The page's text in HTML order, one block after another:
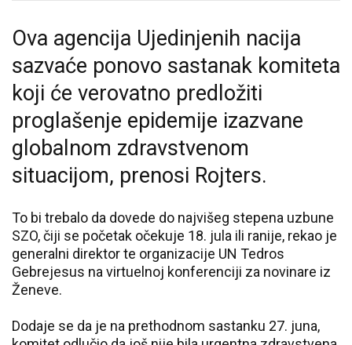
Ova agencija Ujedinjenih nacija
sazvaće ponovo sastanak komiteta
koji će verovatno predložiti
proglašenje epidemije izazvane
globalnom zdravstvenom
situacijom, prenosi Rojters.
To bi trebalo da dovede do najvišeg stepena uzbune
SZO, čiji se početak očekuje 18. jula ili ranije, rekao je
generalni direktor te organizacije UN Tedros
Gebrejesus na virtuelnoj konferenciji za novinare iz
Ženeve.
Dodaje se da je na prethodnom sastanku 27. juna,